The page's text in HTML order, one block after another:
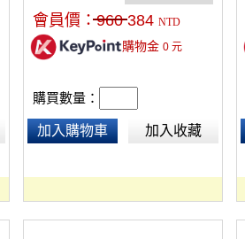
轉，可快拆，也可搭配寬板夾座使
用，可承載中大型設備
會員價：960 384 NTD
購物金 0元
購買數量：
加入購物車 加入收藏